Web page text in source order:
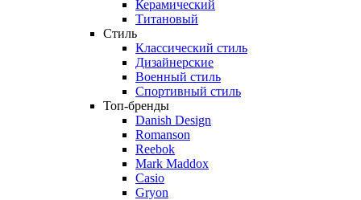
Керамический
Титановый
Стиль
Классический стиль
Дизайнерские
Военный стиль
Спортивный стиль
Топ-бренды
Danish Design
Romanson
Reebok
Mark Maddox
Casio
Gryon